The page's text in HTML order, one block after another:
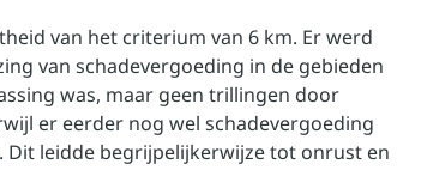
van het criterium van 6 km. Er werd
van schadevergoeding in de gebieden
was, maar geen trillingen door
er eerder nog wel schadevergoeding
leidde begrijpelijkerwijze tot onrust en